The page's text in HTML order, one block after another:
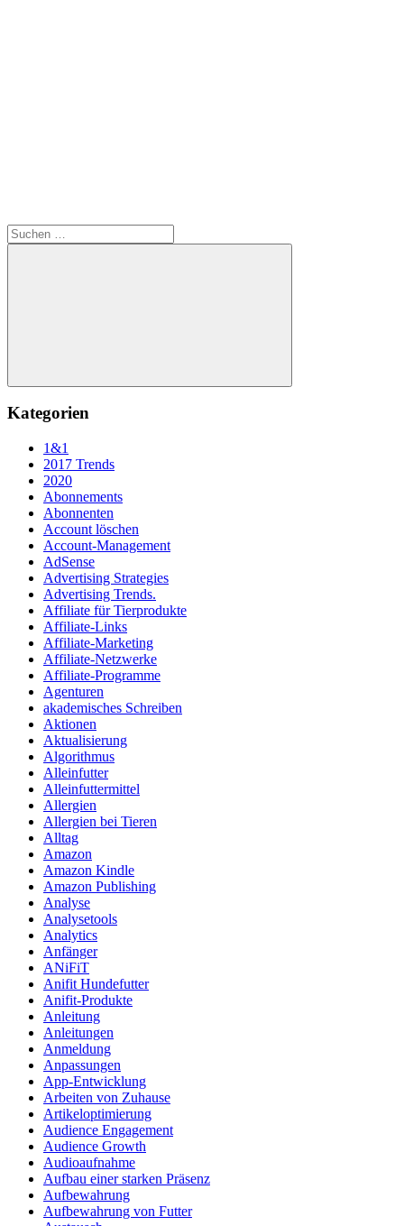
Suchen
nach:
Suchen
Kategorien
1&1
2017 Trends
2020
Abonnements
Abonnenten
Account löschen
Account-Management
AdSense
Advertising Strategies
Advertising Trends.
Affiliate für Tierprodukte
Affiliate-Links
Affiliate-Marketing
Affiliate-Netzwerke
Affiliate-Programme
Agenturen
akademisches Schreiben
Aktionen
Aktualisierung
Algorithmus
Alleinfutter
Alleinfuttermittel
Allergien
Allergien bei Tieren
Alltag
Amazon
Amazon Kindle
Amazon Publishing
Analyse
Analysetools
Analytics
Anfänger
ANiFiT
Anifit Hundefutter
Anifit-Produkte
Anleitung
Anleitungen
Anmeldung
Anpassungen
App-Entwicklung
Arbeiten von Zuhause
Artikeloptimierung
Audience Engagement
Audience Growth
Audioaufnahme
Aufbau einer starken Präsenz
Aufbewahrung
Aufbewahrung von Futter